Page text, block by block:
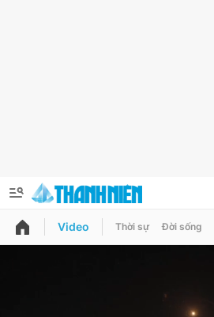
QUẢNG CÁO
Video Thời sự Đời sống